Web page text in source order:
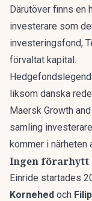
Därutöver finns en
investerare som
investeringsfond,
förvaltat kapital.
liksom danska
Maersk Growth
samling
kommer i närheten
Ingen förarhytt
Einride startades
Kornehed och